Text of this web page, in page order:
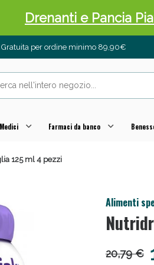
per ordine minimo 89,90€
Farmaci da banco
125 ml 4 pezzi
Alimenti
20,79 €
Salini e
Anticellulite e